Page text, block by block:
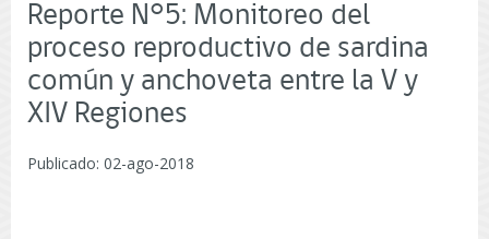
Acuicultura
Gobierno
de
Chile
Reporte N°5: Monitoreo del
proceso reproductivo de sardina
común y anchoveta entre la V y
XIV Regiones
Publicado: 02-ago-2018